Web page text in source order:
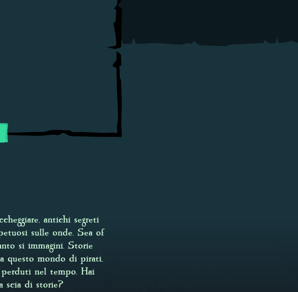
antichi segreti
sulle onde. Sea of
si immagini. Storie
questo mondo di pirati,
nel tempo. Hai
scia di storie?